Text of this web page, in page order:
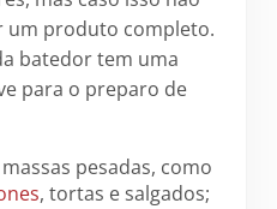
um produto completo.
batedor tem uma
para o preparo de
pesadas, como
, tortas e salgados;